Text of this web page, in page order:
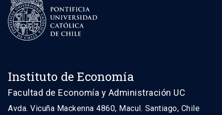
Instituto de Economía
Facultad de Economía y Administración UC
Avda. Vicuña Mackenna 4860, Macul. Santiago, Chile